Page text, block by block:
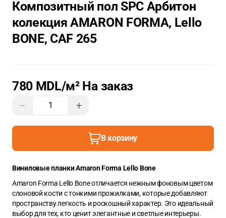
Композитный пол SPC Арбитон
колекция AMARON FORMA, Lello
BONE, CAF 265
780 MDL/м² На заказ
− +
В корзину
Виниловые планки Amaron Forma Lello Bone
Amaron Forma Lello Bone отличается нежным фоновым цветом
слоновой кости с тонкими прожилками, которые добавляют
пространству легкость и роскошный характер. Это идеальный
выбор для тех, кто ценит элегантные и светлые интерьеры.